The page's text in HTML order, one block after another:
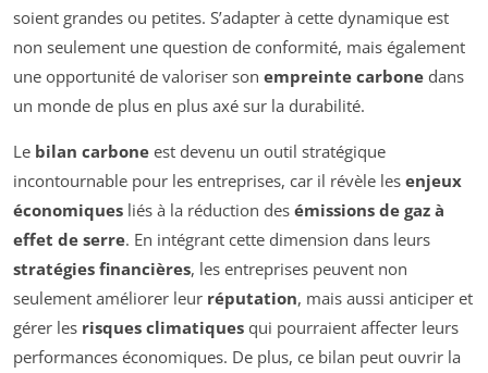
soient grandes ou petites. S’adapter à cette dynamique est
non seulement une question de conformité, mais également
une opportunité de valoriser son empreinte carbone dans
un monde de plus en plus axé sur la durabilité.
Le bilan carbone est devenu un outil stratégique
incontournable pour les entreprises, car il révèle les enjeux
économiques liés à la réduction des émissions de gaz à
effet de serre. En intégrant cette dimension dans leurs
stratégies financières, les entreprises peuvent non
seulement améliorer leur réputation, mais aussi anticiper et
gérer les risques climatiques qui pourraient affecter leurs
performances économiques. De plus, ce bilan peut ouvrir la